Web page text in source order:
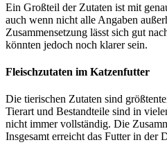
Ein Großteil der Zutaten ist mit
auch wenn nicht alle Angaben
Zusammensetzung lässt sich gut
könnten jedoch noch klarer sein.
Fleischzutaten im Katzenfutter
Die tierischen Zutaten sind
Tierart und Bestandteile sind in
nicht immer vollständig. Die
Insgesamt erreicht das Futter in der